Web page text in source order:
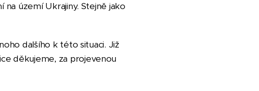
na území Ukrajiny. Stejně jako
dalšího k této situaci. Již
děkujeme, za projevenou